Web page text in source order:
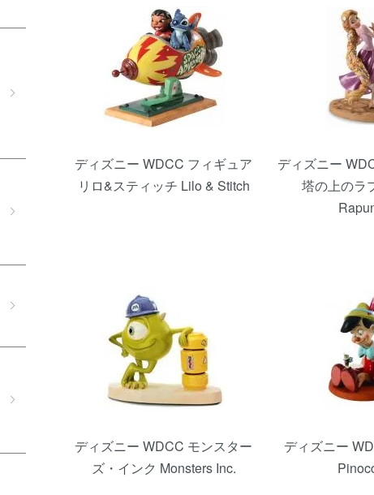
ディズニー WDCC フィギュア
リロ&スティッチ Lilo & Stitch
ディズニー
塔の上のラ
ディズニー WDCC モンスター
ズ・インク Monsters Inc.
ディズニー